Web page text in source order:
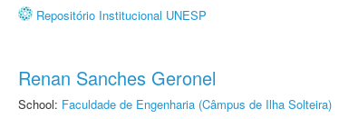
Repositório Institucional UNESP
Renan Sanches Geronel
School: Faculdade de Engenharia (Câmpus de Ilha Solteira)